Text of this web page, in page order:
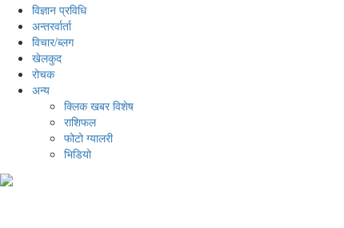
विज्ञान प्रविधि
अन्तरर्वार्ता
विचार/ब्लग
खेलकुद
रोचक
अन्य
क्लिक खबर विशेष
राशिफल
फोटो ग्यालरी
भिडियो